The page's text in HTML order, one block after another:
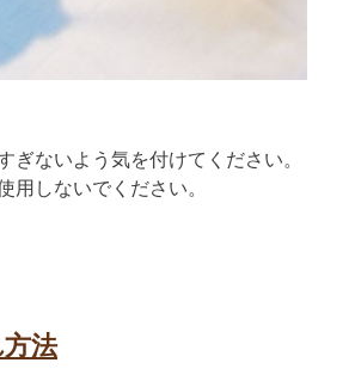
ぎないよう気を付けてください。
用しないでください。
法